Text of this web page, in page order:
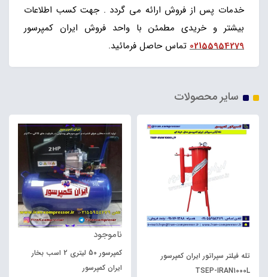
خدمات پس از فروش ارائه می گردد . جهت کسب اطلاعات
بیشتر و خریدی مطمئن با واحد فروش ایران کمپرسور
02155954279 تماس حاصل فرمائید.
سایر محصولات
تله فیلتر سپراتور ایران کمپرسور
TSEP-IRAN1000L
ناموجود
کمپرسور 50 لیتری 2 اسب بخار
ایران کمپرسور